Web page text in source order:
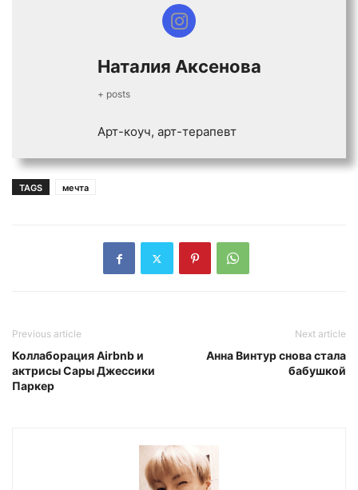
Наталия Аксенова
+ posts
Арт-коуч, арт-терапевт
TAGS мечта
Previous article
Коллаборация Airbnb и
актрисы Сары Джессики
Паркер
Next article
Анна Винтур снова стала
бабушкой